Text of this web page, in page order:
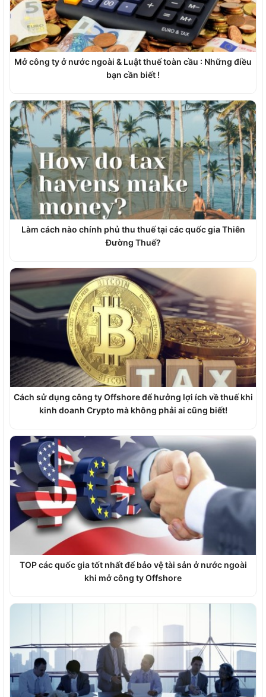
Mở công ty ở nước ngoài & Luật thuế toàn cầu : Những điều
bạn cần biết !
Làm cách nào chính phủ thu thuế tại các quốc gia Thiên
Đường Thuế?
Cách sử dụng công ty Offshore để hưởng lợi ích về thuế khi
kinh doanh Crypto mà không phải ai cũng biết!
TOP các quốc gia tốt nhất để bảo vệ tài sản ở nước ngoài
khi mở công ty Offshore